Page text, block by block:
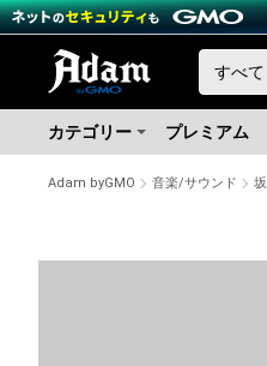
カテゴリー プレミアム
Adam byGMO 音楽/サウンド